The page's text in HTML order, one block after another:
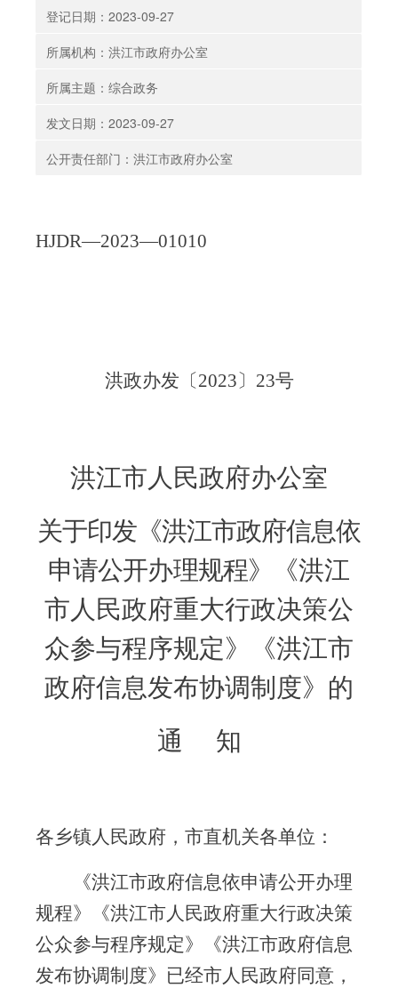
登记日期：2023-09-27
所属机构：洪江市政府办公室
所属主题：综合政务
发文日期：2023-09-27
公开责任部门：洪江市政府办公室
HJDR—2023—01010
洪政办发〔2023〕 23号
洪江市人民政府办公室
关于印发《洪江市政府信息依
申请公开办理规程》
《洪江
市人民政府重大行政决策公
众参与程序规定》《洪江市
政府信息发布协调制度》的
通
知
各乡镇人民政府，市直机关各单位：
《洪江市政府信息依申请公开办理
规程》《洪江市人民政府重大行政决策
公众参与程序规定》《洪江市政府信息
发布协调制度》已经市人民政府同意，